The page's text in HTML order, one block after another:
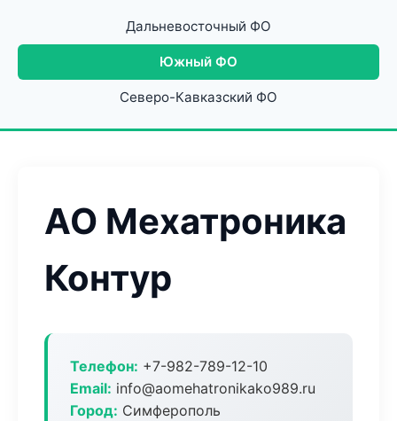
Дальневосточный ФО
Южный ФО
Северо-Кавказский ФО
АО Мехатроника
Контур
Телефон: +7-982-789-12-10
Email: info@aomehatronikako989.ru
Город: Симферополь